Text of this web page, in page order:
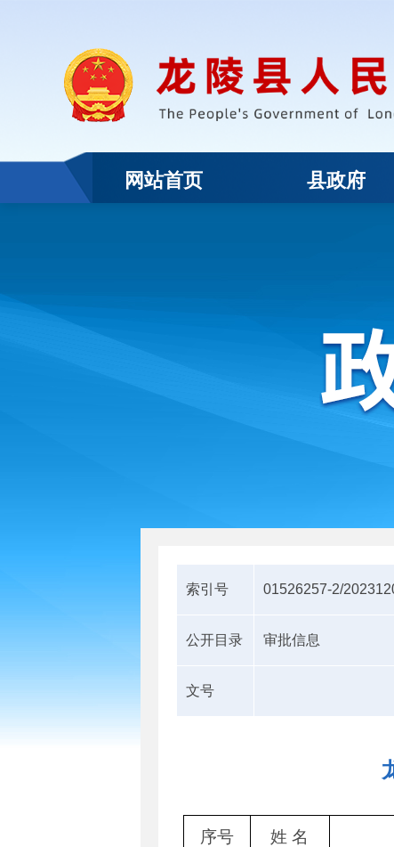
网站首页 县政府
索引号 01526257-2/
公开目录 审批信息
文号
序号 姓 名